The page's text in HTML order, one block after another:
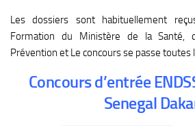
Les dossiers sont habituellement
Formation du Ministère de la Santé,
Prévention et Le concours se passe toutes
Concours d’entrée
Senegal